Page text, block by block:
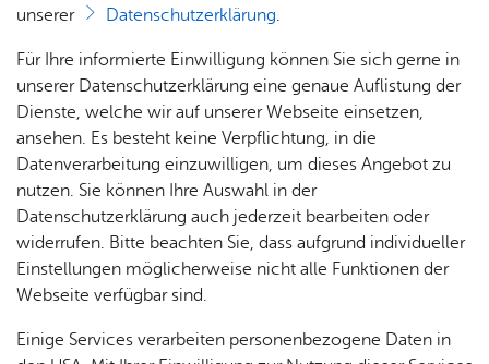
Ge­mein­de­rat - Son­der­sit­
zung bei Be­darf
Mitt­woch, 21. Juli 2027, 16:00 Uhr
Sitzung:2027 / GR / 007
Gremium:Gemeinderat
unserer
Datenschutzerklärung.
Für Ihre informierte Einwilligung können Sie sich gerne in
unserer Datenschutzerklärung eine genaue Auflistung der
Dienste, welche wir auf unserer Webseite einsetzen,
ansehen. Es besteht keine Verpflichtung, in die
Datenverarbeitung einzuwilligen, um dieses Angebot zu
nutzen. Sie können Ihre Auswahl in der
Datenschutzerklärung auch jederzeit bearbeiten oder
widerrufen. Bitte beachten Sie, dass aufgrund individueller
Einstellungen möglicherweise nicht alle Funktionen der
Webseite verfügbar sind.
Einige Services verarbeiten personenbezogene Daten in